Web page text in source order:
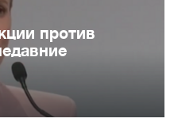
против